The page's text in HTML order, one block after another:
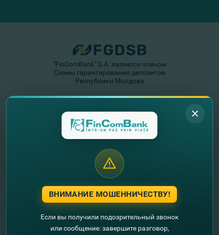
"FinComBank" S.A. является членом
Схемы гарантирования депозитов
Республики Молдова
ВНИМАНИЕ МОШЕННИЧЕСТВУ!
Если вы получили подозрительный звонок
или сообщение: завершите разговор,